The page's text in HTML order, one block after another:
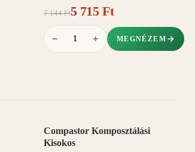
7 144 Ft5 715 Ft
− + MEGNÉZEM
Compastor Komposztálási
Kisokos